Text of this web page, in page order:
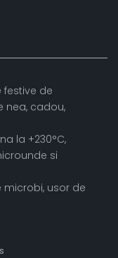
festive de
nea, cadou,
la +230°C,
si
microbi, usor de